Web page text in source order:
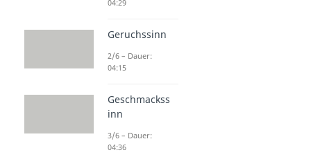
04:29
Geruchssinn
2/6 – Dauer:
04:15
Geschmackss
inn
3/6 – Dauer:
04:36